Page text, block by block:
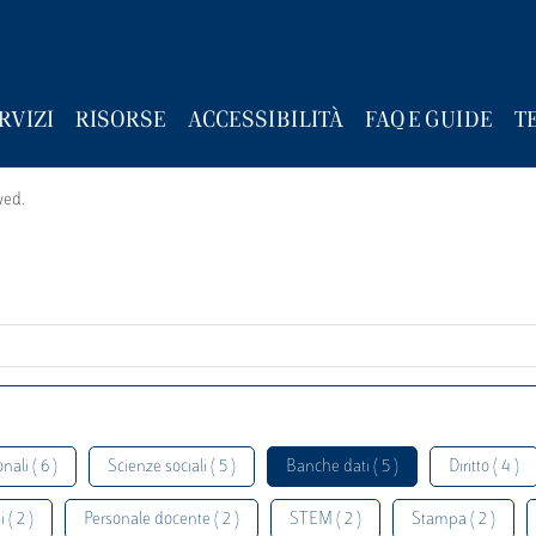
RISORSE ACCESSIBILITÀ FAQ E GUIDE
( 6 ) Scienze sociali ( 5 ) Banche dati ( 5 ) Diritto ( 4 )
( 2 ) Personale docente ( 2 ) STEM ( 2 ) Stampa ( 2 )